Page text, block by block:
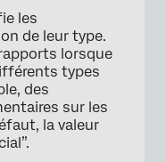
les
de leur type.
lorsque
types
des
sur les
la valeur